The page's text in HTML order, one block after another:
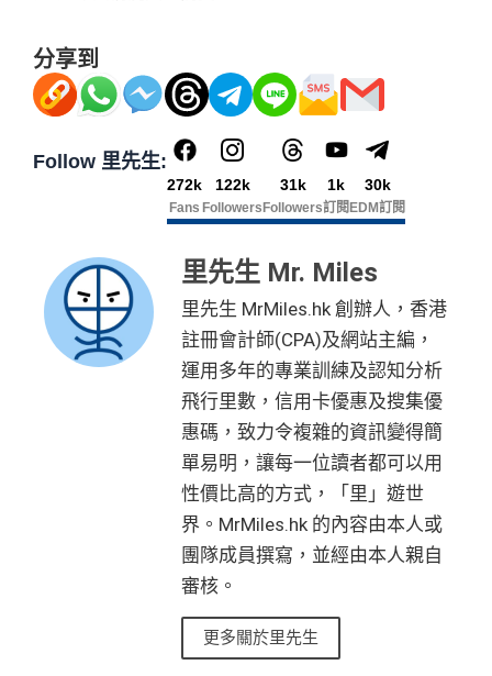
以抵扣HK$1，Alipay 信用卡繳費都有2%回贈，詳
情記得睇埋內文
查看更多信用卡詳情及分析...
分享到
Follow 里先生:
272k
Fans
122k
Followers
31k
Followers
1k
訂閱
30k
EDM訂閱
里先生 Mr. Miles
里先生 MrMiles.hk 創辦人，香港
註冊會計師(CPA)及網站主編，
運用多年的專業訓練及認知分析
飛行里數，信用卡優惠及搜集優
惠碼，致力令複雜的資訊變得簡
單易明，讓每一位讀者都可以用
性價比高的方式，「里」遊世
界。MrMiles.hk 的內容由本人或
團隊成員撰寫，並經由本人親自
審核。
更多關於里先生